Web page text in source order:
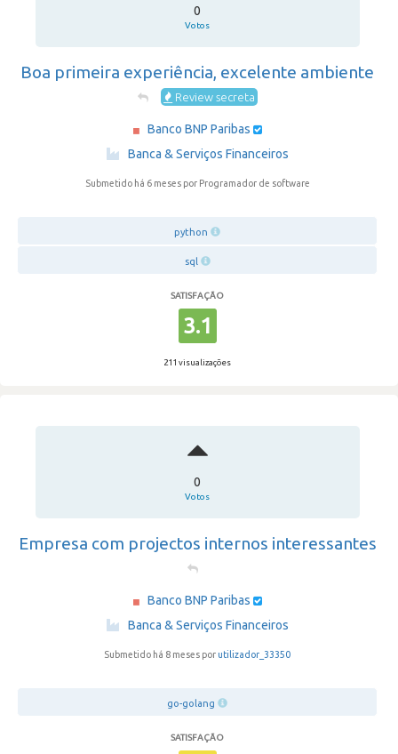
0
Votos
Boa primeira experiência, excelente ambiente
Review secreta
Banco BNP Paribas
Banca & Serviços Financeiros
Submetido há 6 meses por Programador de software
python
sql
SATISFAÇÃO
3.1
211 visualizações
0
Votos
Empresa com projectos internos interessantes
Banco BNP Paribas
Banca & Serviços Financeiros
Submetido há 8 meses por utilizador_33350
go-golang
SATISFAÇÃO